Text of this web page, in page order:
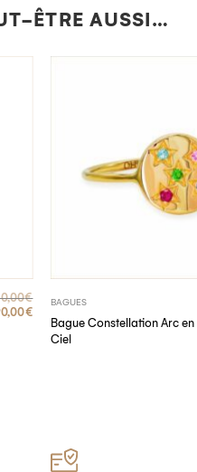
ÊTRE AUSSI…
€
€
BAGUES
Bague Constellation Arc en
Ciel